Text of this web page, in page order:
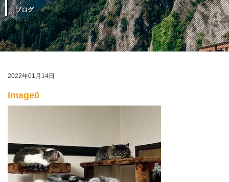
ブログ
2022年01月14日
image0